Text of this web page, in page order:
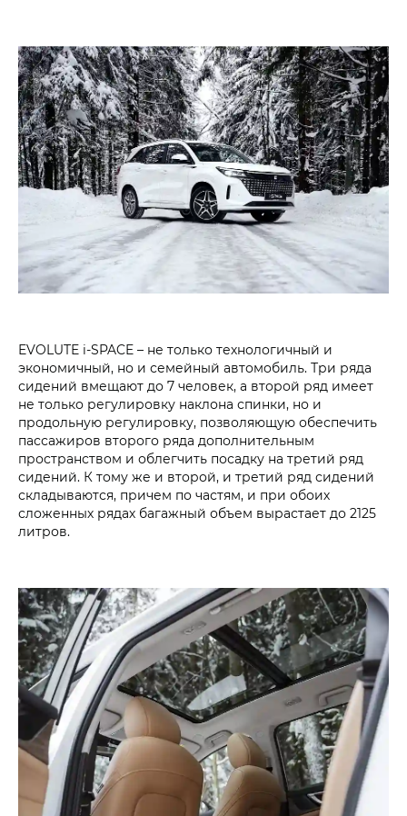
EVOLUTE i‑SPACE – не только технологичный и
экономичный, но и семейный автомобиль. Три ряда
сидений вмещают до 7 человек, а второй ряд имеет
не только регулировку наклона спинки, но и
продольную регулировку, позволяющую обеспечить
пассажиров второго ряда дополнительным
пространством и облегчить посадку на третий ряд
сидений. К тому же и второй, и третий ряд сидений
складываются, причем по частям, и при обоих
сложенных рядах багажный объем вырастает до 2125
литров.